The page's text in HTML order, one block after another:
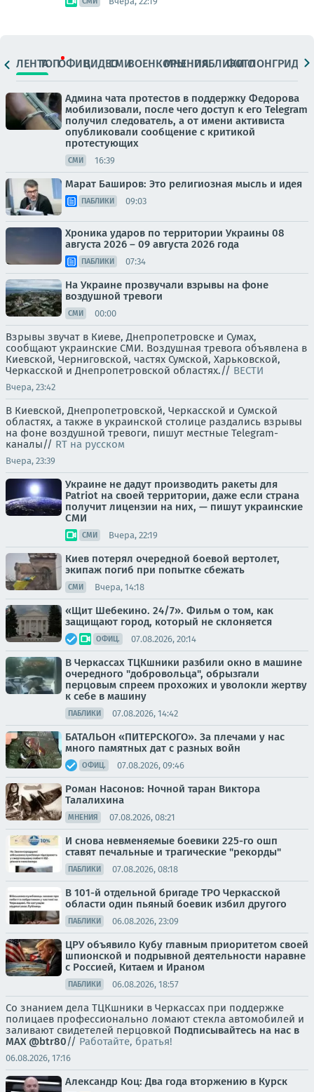
ЛЕНТАТОПОФИЦ.ВИДЕОСМИВОЕНКОРЫМНЕНИЯПАБЛИКИ
ФОТОЛОНГРИДЫ
Админа чата протестов в поддержку Федорова
мобилизовали, после чего доступ к его Telegram
получил следователь, а от имени активиста
опубликовали сообщение с критикой
протестующих
СМИ 16:39
Марат Баширов: Это религиозная мысль и идея
ПАБЛИКИ 09:03
Хроника ударов по территории Украины 08
августа 2026 – 09 августа 2026 года
ПАБЛИКИ 07:34
На Украине прозвучали взрывы на фоне
воздушной тревоги
СМИ 00:00
Взрывы звучат в Киеве, Днепропетровске и Сумах,
сообщают украинские СМИ. Воздушная тревога объявлена в
Киевской, Черниговской, частях Сумской, Харьковской,
Черкасской и Днепропетровской областях.// ВЕСТИ
Вчера, 23:42
В Киевской, Днепропетровской, Черкасской и Сумской
областях, а также в украинской столице раздались взрывы
на фоне воздушной тревоги, пишут местные Telegram-
каналы// RT на русском
Вчера, 23:39
Украине не дадут производить ракеты для
Patriot на своей территории, даже если страна
получит лицензии на них, — пишут украинские
СМИ
СМИ Вчера, 22:19
Киев потерял очередной боевой вертолет,
экипаж погиб при попытке сбежать
СМИ Вчера, 14:18
«Щит Шебекино. 24/7». Фильм о том, как
защищают город, который не склоняется
ОФИЦ. 07.08.2026, 20:14
В Черкассах ТЦКшники разбили окно в машине
очередного "добровольца", обрызгали
перцовым спреем прохожих и уволокли жертву
к себе в машину
ПАБЛИКИ 07.08.2026, 14:42
БАТАЛЬОН «ПИТЕРСКОГО». За плечами у нас
много памятных дат с разных войн
ОФИЦ. 07.08.2026, 09:46
Роман Насонов: Ночной таран Виктора
Талалихина
МНЕНИЯ 07.08.2026, 08:21
И снова невменяемые боевики 225-го ошп
ставят печальные и трагические "рекорды"
ПАБЛИКИ 07.08.2026, 08:18
В 101-й отдельной бригаде ТРО Черкасской
области один пьяный боевик избил другого
ПАБЛИКИ 06.08.2026, 23:09
ЦРУ объявило Кубу главным приоритетом своей
шпионской и подрывной деятельности наравне
с Россией, Китаем и Ираном
ПАБЛИКИ 06.08.2026, 18:57
Со знанием дела ТЦКшники в Черкассах при поддержке
полицаев профессионально ломают стекла автомобилей и
заливают свидетелей перцовкой Подписывайтесь на нас в
MAX @btr80// Работайте, братья!
06.08.2026, 17:16
Александр Коц: Два года вторжению в Курск